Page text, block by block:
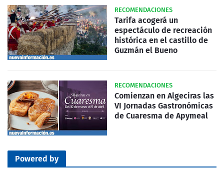
RECOMENDACIONES
Tarifa acogerá un
espectáculo de recreación
histórica en el castillo de
Guzmán el Bueno
RECOMENDACIONES
Comienzan en Algeciras las
VI Jornadas Gastronómicas
de Cuaresma de Apymeal
Powered by